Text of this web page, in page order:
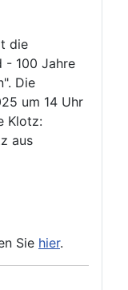
die
- 100 Jahre
Die
um 14 Uhr
Klotz:
aus
Sie hier.